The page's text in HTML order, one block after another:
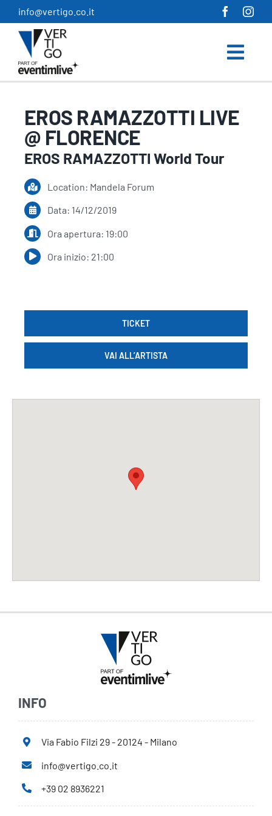
Salta
al
contenuto
info@vertigo.co.it
EROS RAMAZZOTTI LIVE
@ FLORENCE
EROS RAMAZZOTTI World Tour
Location: Mandela Forum
Data: 14/12/2019
Ora apertura: 19:00
Ora inizio: 21:00
TICKET
VAI ALL’ARTISTA
INFO
Via Fabio Filzi 29 - 20124 - Milano
info@vertigo.co.it
+39 02 8936221